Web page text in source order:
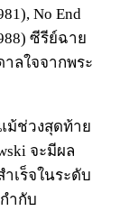
No End
ซีรีย์ฉาย
ลใจจากพระ
แม้ช่วงสุดท้าย
จะมีผล
เร็จในระดับ
ำกับ